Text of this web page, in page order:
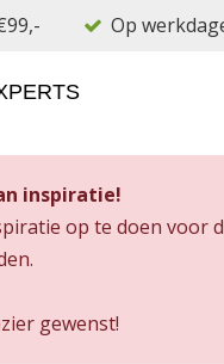
Op
inspiratie!
op te doen voor
gewenst!